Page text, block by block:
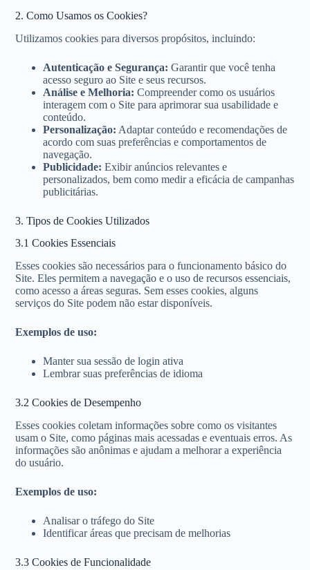
2. Como Usamos os Cookies?
Utilizamos cookies para diversos propósitos, incluindo:
Autenticação e Segurança: Garantir que você tenha
acesso seguro ao Site e seus recursos.
Análise e Melhoria: Compreender como os usuários
interagem com o Site para aprimorar sua usabilidade e
conteúdo.
Personalização: Adaptar conteúdo e recomendações de
acordo com suas preferências e comportamentos de
navegação.
Publicidade: Exibir anúncios relevantes e
personalizados, bem como medir a eficácia de campanhas
publicitárias.
3. Tipos de Cookies Utilizados
3.1 Cookies Essenciais
Esses cookies são necessários para o funcionamento básico do
Site. Eles permitem a navegação e o uso de recursos essenciais,
como acesso a áreas seguras. Sem esses cookies, alguns
serviços do Site podem não estar disponíveis.
Exemplos de uso:
Manter sua sessão de login ativa
Lembrar suas preferências de idioma
3.2 Cookies de Desempenho
Esses cookies coletam informações sobre como os visitantes
usam o Site, como páginas mais acessadas e eventuais erros. As
informações são anônimas e ajudam a melhorar a experiência
do usuário.
Exemplos de uso:
Analisar o tráfego do Site
Identificar áreas que precisam de melhorias
3.3 Cookies de Funcionalidade